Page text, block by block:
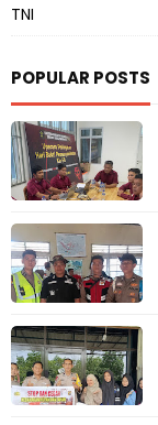
TNI
POPULAR POSTS